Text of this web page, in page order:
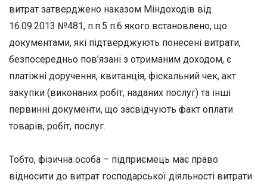
витрат затверджено наказом Міндоходів від
16.09.2013 №481, п.п.5 п.6 якого встановлено, що
документами, які підтверджують понесені витрати,
безпосередньо пов’язані з отриманим доходом, є
платіжні доручення, квитанція, фіскальний чек, акт
закупки (виконаних робіт, наданих послуг) та інші
первинні документи, що засвідчують факт оплати
товарів, робіт, послуг.
Тобто, фізична особа – підприємець має право
відносити до витрат господарської діяльності витрати